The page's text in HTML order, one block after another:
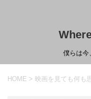
僕らは今
HOME > 映画を見ても何も